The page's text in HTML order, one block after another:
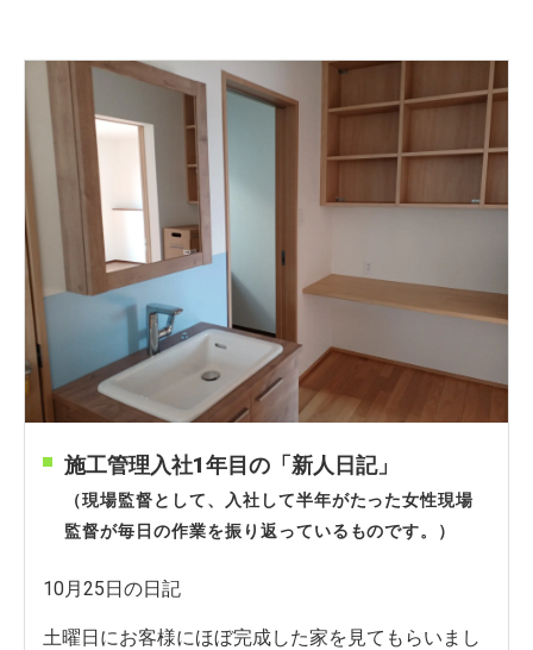
施工管理入社1年目の「新人日記」
（現場監督として、入社して半年がたった女性現場
監督が毎日の作業を振り返っているものです。）
10月25日の日記
土曜日にお客様にほぼ完成した家を見てもらいまし